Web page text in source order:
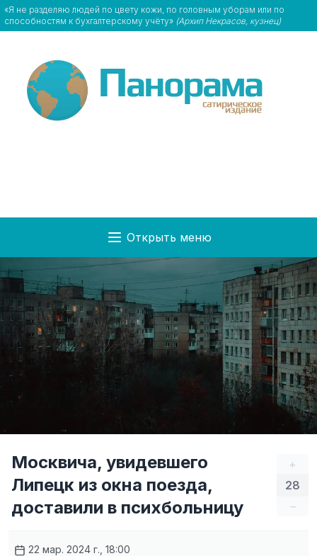
«Я не разделяю людей по цвету кожи, по головным уборам или по
способностям к бухгалтерскому учёту» (Архип Некрасов, кузнец)
Открыть меню
+
28
–
Москвича, увидевшего
Липецк из окна поезда,
доставили в психбольницу
22 мар. 2024 г., 18:00